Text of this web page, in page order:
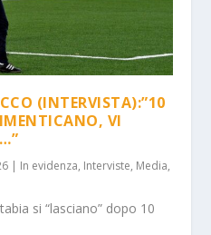
(INTERVISTA):”10
VI
| In evidenza, Interviste, Media,
si “lasciano” dopo 10